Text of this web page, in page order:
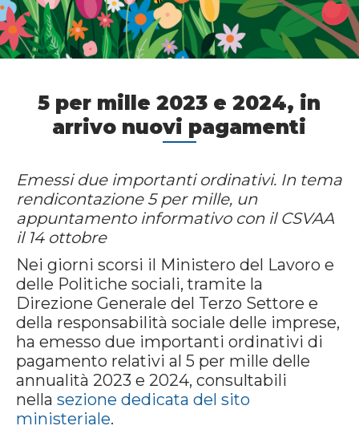
5 per mille 2023 e 2024, in
arrivo nuovi pagamenti
Emessi due importanti ordinativi. In tema
rendicontazione 5 per mille, un
appuntamento informativo con il CSVAA
il 14 ottobre
Nei giorni scorsi il Ministero del Lavoro e
delle Politiche sociali, tramite la
Direzione Generale del Terzo Settore e
della responsabilità sociale delle imprese,
ha emesso due importanti ordinativi di
pagamento relativi al 5 per mille delle
annualità 2023 e 2024, consultabili
nella sezione dedicata del sito
ministeriale.